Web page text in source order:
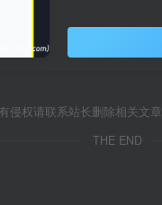
侵权请联系站长删除相关文章
THE END